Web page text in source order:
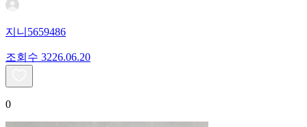
지니5659486
조회수 3226.06.20
0